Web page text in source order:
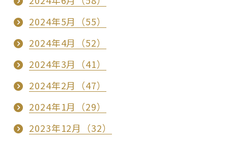
2024年5月（55）
2024年4月（52）
2024年3月（41）
2024年2月（47）
2024年1月（29）
2023年12月（32）